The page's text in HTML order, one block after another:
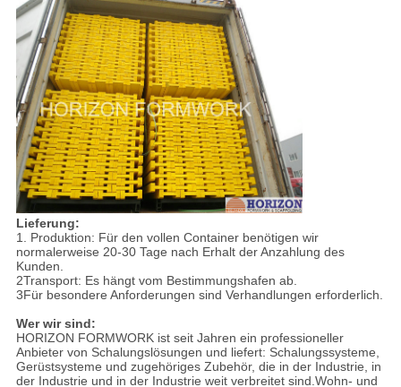
Lieferung:
1. Produktion: Für den vollen Container benötigen wir
normalerweise 20-30 Tage nach Erhalt der Anzahlung des
Kunden.
2Transport: Es hängt vom Bestimmungshafen ab.
3Für besondere Anforderungen sind Verhandlungen erforderlich.
Wer wir sind:
HORIZON FORMWORK ist seit Jahren ein professioneller
Anbieter von Schalungslösungen und liefert: Schalungssysteme,
Gerüstsysteme und zugehöriges Zubehör, die in der Industrie, in
der Industrie und in der Industrie weit verbreitet sind.Wohn- und